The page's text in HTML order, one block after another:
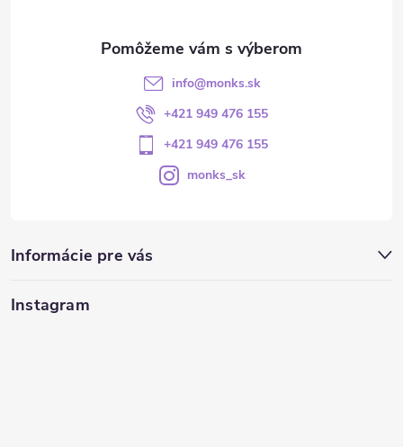
Informácie pre vás
info@monks.sk
+421 949 476 155
+421 949 476 155
monks_sk
Instagram